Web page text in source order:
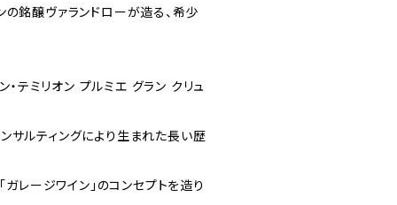
銘醸ヴァランドローが造る、希少
テミリオン プルミエ グラン クリュ
サルティングにより生まれた長い歴
ガレージワイン」のコンセプトを造り